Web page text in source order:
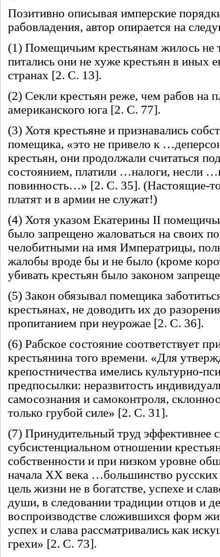
Позитивно описывая имперские
рабовладения, автор опирается на
(1) Помещичьим крестьянам жилось не
питались они не хуже крестьян в иных
странах [2. С. 13].
(2) Секли крестьян реже, чем рабов на
американского юга [2. С. 77].
(3) Хотя крестьяне и признавались
помещика, «это не привело к
крестьян, они продолжали считаться
состоянием, платили …налоги, несли
повинность…» [2. С. 35]. (Настоящие-
платят и в армии не служат!)
(4) Хотя указом Екатерины II
было запрещено жаловаться на своих
челобитными на имя Императрицы,
жалобы вроде бы и не было (кроме
убивать крестьян было законом
(5) Закон обязывал помещика
крестьянах, не доводить их до
пропитанием при неурожае [2. С. 36].
(6) Рабское состояние соответствует
крестьянина того времени. «Для
крепостничества имелись культурно-
предпосылки: неразвитость
самосознания и самоконтроля,
только грубой силе» [2. С. 31].
(7) Принудительный труд эффективнее
субсистенциальном отношении
собственности и при низком уровне
начала ХХ века …большинство русских
цель жизни не в богатстве, успехе и
души, в следовании традиции отцов и
воспроизводстве сложившихся форм
успех и слава рассматривались как
грехи» [2. С. 73].